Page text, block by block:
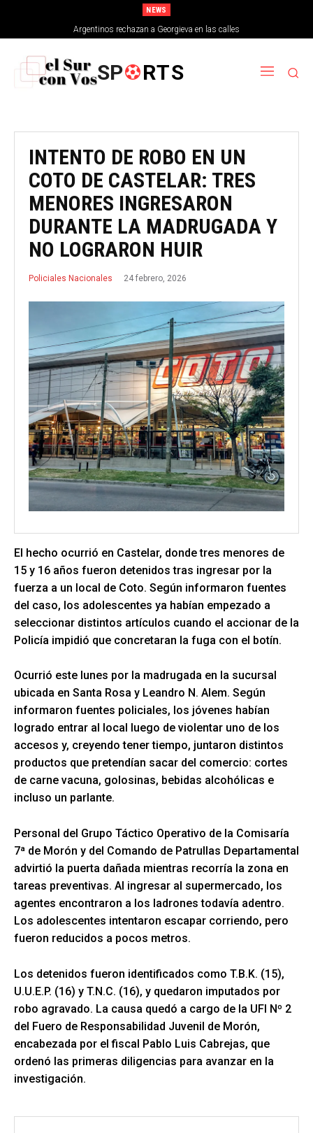
NEWS
Argentinos rechazan a Georgieva en las calles
SP RTS
INTENTO DE ROBO EN UN
COTO DE CASTELAR: TRES
MENORES INGRESARON
DURANTE LA MADRUGADA Y
NO LOGRARON HUIR
Policiales Nacionales 24 febrero, 2026
El hecho ocurrió en Castelar, donde tres menores de
15 y 16 años fueron detenidos tras ingresar por la
fuerza a un local de Coto. Según informaron fuentes
del caso, los adolescentes ya habían empezado a
seleccionar distintos artículos cuando el accionar de la
Policía impidió que concretaran la fuga con el botín.
Ocurrió este lunes por la madrugada en la sucursal
ubicada en Santa Rosa y Leandro N. Alem. Según
informaron fuentes policiales, los jóvenes habían
logrado entrar al local luego de violentar uno de los
accesos y, creyendo tener tiempo, juntaron distintos
productos que pretendían sacar del comercio: cortes
de carne vacuna, golosinas, bebidas alcohólicas e
incluso un parlante.
Personal del Grupo Táctico Operativo de la Comisaría
7ª de Morón y del Comando de Patrullas Departamental
advirtió la puerta dañada mientras recorría la zona en
tareas preventivas. Al ingresar al supermercado, los
agentes encontraron a los ladrones todavía adentro.
Los adolescentes intentaron escapar corriendo, pero
fueron reducidos a pocos metros.
Los detenidos fueron identificados como T.B.K. (15),
U.U.E.P. (16) y T.N.C. (16), y quedaron imputados por
robo agravado. La causa quedó a cargo de la UFI Nº 2
del Fuero de Responsabilidad Juvenil de Morón,
encabezada por el fiscal Pablo Luis Cabrejas, que
ordenó las primeras diligencias para avanzar en la
investigación.